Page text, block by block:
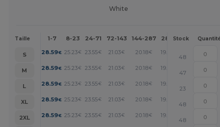
White
Taille 1-7 8-23 24-71 72-143 144-287 288 + Plus
Stock
S 28.59€ 25.23€ 23.55€ 21.03€ 20.18€ 19.34
48
M
28.59€ 25.23€ 23.55€ 21.03€ 20.18€ 19.34
47
L
28.59€ 25.23€ 23.55€ 21.03€ 20.18€ 19.34
23
XL
28.59€ 25.23€ 23.55€ 21.03€ 20.18€ 19.34
48
2XL
28.59€ 25.23€ 23.55€ 21.03€ 20.18€ 19.34
48